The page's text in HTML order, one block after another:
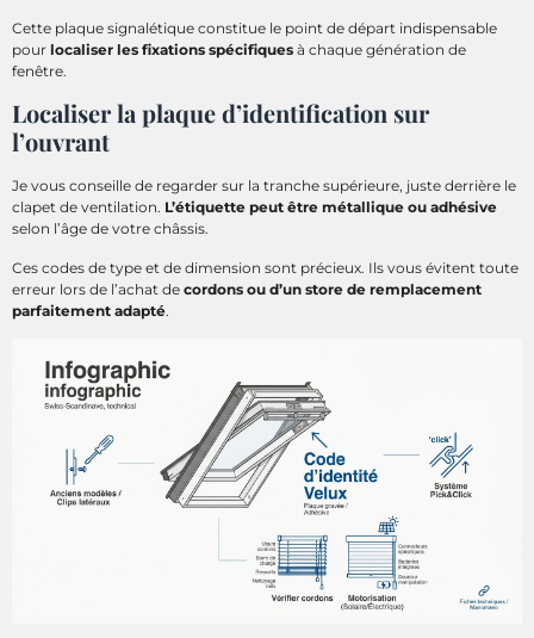
Cette plaque signalétique constitue le point de départ indispensable
pour localiser les fixations spécifiques à chaque génération de
fenêtre.
Localiser la plaque d’identification sur
l’ouvrant
Je vous conseille de regarder sur la tranche supérieure, juste derrière le
clapet de ventilation. L’étiquette peut être métallique ou adhésive
selon l’âge de votre châssis.
Ces codes de type et de dimension sont précieux. Ils vous évitent toute
erreur lors de l’achat de cordons ou d’un store de remplacement
parfaitement adapté.